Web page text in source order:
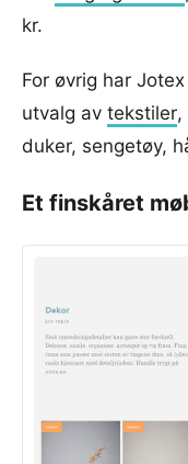
kr.
For øvrig har
utvalg av tekstiler,
duker, sengetøy,
Et finskåret